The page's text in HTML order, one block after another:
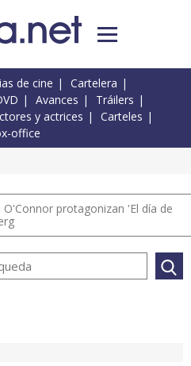
de cine
Cartelera
Avances
Tráilers
y actrices
Carteles
office
O'Connor protagonizan 'El día de